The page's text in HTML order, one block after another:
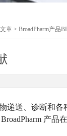
章 > BroadPharm产品
递送、诊断和各
产品